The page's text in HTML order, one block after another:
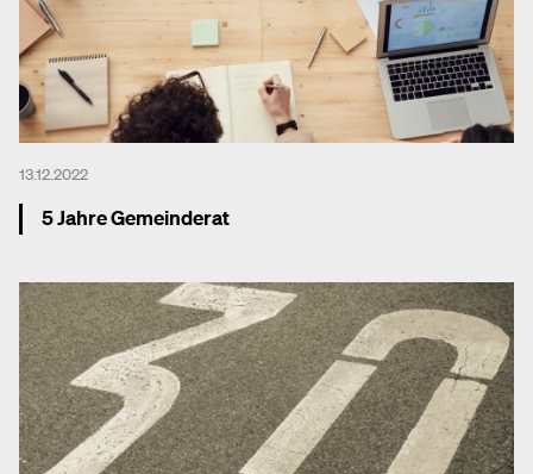
13.12.2022
5 Jahre Gemeinderat